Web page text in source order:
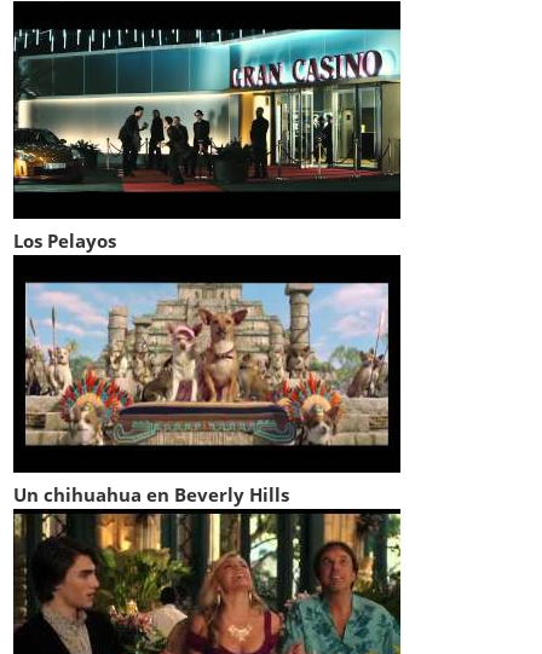
Los Pelayos
Un chihuahua en Beverly Hills